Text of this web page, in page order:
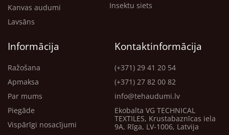
Kanvas audumi
Lavsāns
Insektu siets
Informācija
Ražošana
Apmaksa
Par mums
Piegāde
Vispārīgi nosacījumi
Kontaktinformācija
(+371) 29 41 20 54
(+371) 27 82 00 82
info@tehaudumi.lv
Ekobalta VG TECHNICAL
TEXTILES, Krustabaznīcas iela
9A, Rīga, LV-1006, Latvija